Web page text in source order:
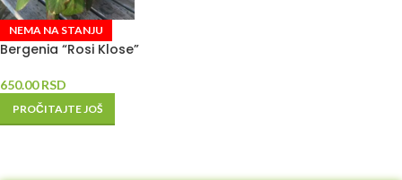
NEMA NA STANJU
Bergenia “Rosi Klose”
650.00RSD
PROČITAJTE JOŠ